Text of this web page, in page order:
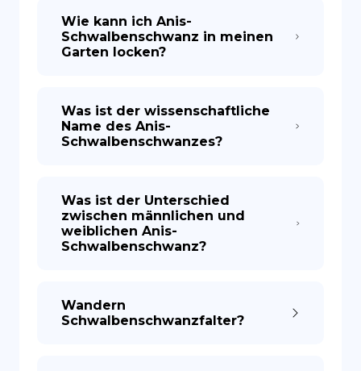
Wie kann ich Anis-
Schwalbenschwanz in meinen
Garten locken?
Was ist der wissenschaftliche
Name des Anis-
Schwalbenschwanzes?
Was ist der Unterschied
zwischen männlichen und
weiblichen Anis-
Schwalbenschwanz?
Wandern
Schwalbenschwanzfalter?